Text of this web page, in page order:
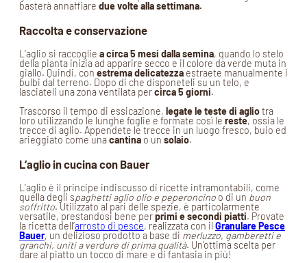
basterà annaffiare due volte alla settimana.
Raccolta e conservazione
L’aglio si raccoglie a circa 5 mesi dalla semina, quando lo stelo
della pianta inizia ad apparire secco e il colore da verde muta in
giallo. Quindi, con estrema delicatezza estraete manualmente i
bulbi dal terreno. Dopo di che disponeteli su un telo, e
lasciateli una zona ventilata percirca 5 giorni.
Trascorso il tempo di essicazione, legate le teste di agliotra
loro utilizzando le lunghe foglie e formate così le reste, ossia le
trecce di aglio. Appendete le trecce in un luogo fresco, buio ed
arieggiato come unacantina o un solaio.
L’aglio in cucina con Bauer
L’aglio è il principe indiscusso di ricette intramontabili, come
quella degli spaghetti aglio olio e peperoncino o di un buon
soffritto. Utilizzato al pari delle spezie, è particolarmente
versatile, prestandosi bene perprimi e secondi piatti. Provate
la ricetta dell’arrosto di pesce, realizzata con il Granulare Pesce
Bauer, un delizioso prodotto a base di merluzzo, gamberetti e
granchi, uniti a verdure di prima qualità. Un’ottima scelta per
dare al piatto un tocco di mare e di fantasia in più!